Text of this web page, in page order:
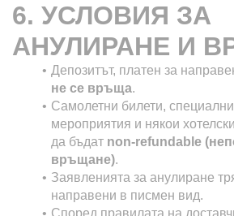
6. УСЛОВИЯ ЗА
АНУЛИРАНЕ И
не се връща.
Самолетни билети,
мероприятия и някои
да бъдат non-refundable
връщане).
Заявленията за анулиране
направени в писмен вид.
Според правилата на